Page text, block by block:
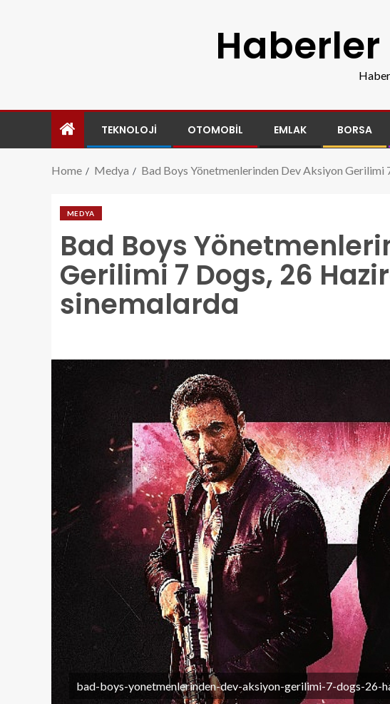
TEKNOLOJI OTOMOBIL EMLAK BORSA
Home Medya Bad Boys Yönetmenlerinden Dev Aksiyon Gerilimi
MEDYA
Bad Boys
Gerilimi 7 Dogs, 26
sinemalarda
bad-boys-yonetmenlerinden-dev-aksiyon-gerilimi-7-dogs-26-